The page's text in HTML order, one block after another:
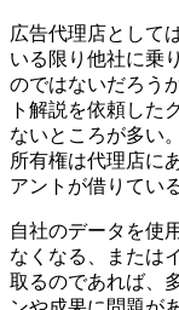
広告代理店として
いる限り他社に乗
のではないだろう
ト解説を依頼した
ないところが多い
所有権は代理店に
アントが借りてい
自社のデータを使
なくなる、または
取るのであれば、